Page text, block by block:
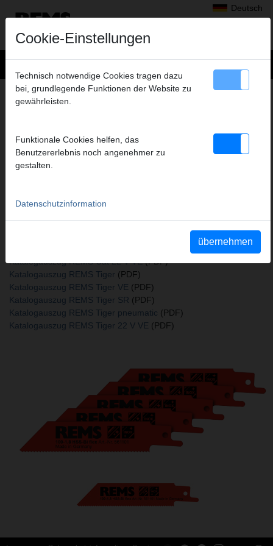
Deutsch
Produkte>Sägen>REMS Sägeblätter> REMS Sägeblatt
100-1,8, 5ER-PACK
Art.-Nr. 561101 R05
Metall, auch nichtrostender Stahl, größer 2 mm
Katalogauszüge
Katalogauszug REMS Sägeblätter(PDF)
Katalogauszug REMS Cat 22 V VE(PDF)
Katalogauszug REMS Tiger (PDF)
Katalogauszug REMS Tiger VE (PDF)
Katalogauszug REMS Tiger SR (PDF)
Katalogauszug REMS Tiger pneumatic (PDF)
Katalogauszug REMS Tiger 22 V VE (PDF)
Cookie-Einstellungen
Technisch notwendige Cookies tragen dazu
bei, grundlegende Funktionen der Website zu
gewährleisten.
Funktionale Cookies helfen, das
Benutzererlebnis noch angenehmer zu
gestalten.
Datenschutzinformation
übernehmen